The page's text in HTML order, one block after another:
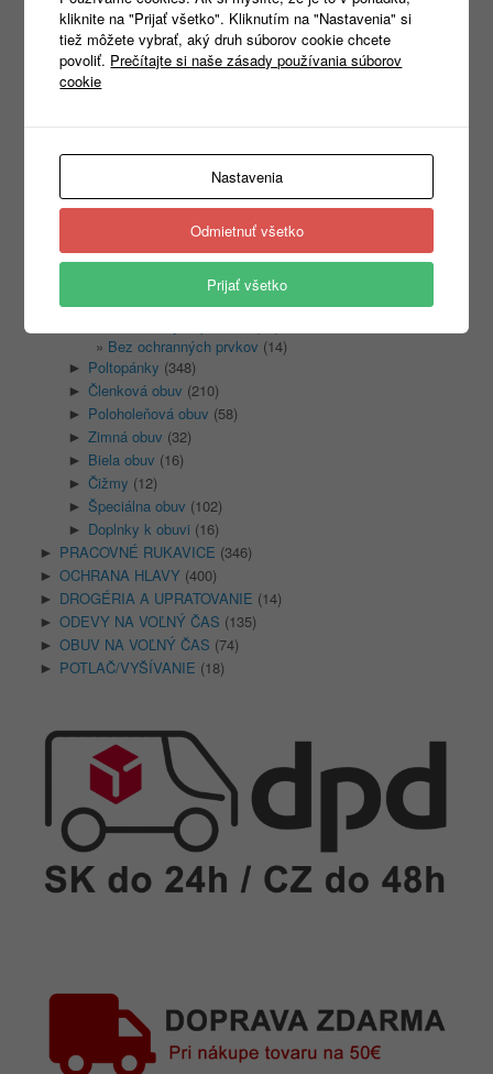
Products
search
Nezaradené(1)
REKLAMNÝ TEXTIL(465)
PRACOVNÉ ODEVY(1333)
(1315)
Sandale(128)
Bez ochranných prvkov (14)
► Poltopánky (348)
► Členková obuv (210)
► Poloholeňová obuv (58)
► Zimná obuv (32)
► Biela obuv (16)
► Čižmy (12)
► Špeciálna obuv (102)
► Doplnky k obuvi (16)
► PRACOVNÉ RUKAVICE (346)
► OCHRANA HLAVY (400)
► DROGÉRIA A UPRATOVANIE (14)
► ODEVY NA VOĽNÝ ČAS (135)
► OBUV NA VOĽNÝ ČAS (74)
► POTLAČ/VYŠÍVANIE (18)
kliknite na "Prijať všetko". Kliknutím na "Nastavenia" si
tiež môžete vybrať, aký druh súborov cookie chcete
povoliť. Prečítajte si naše zásady používania súborov
cookie
Nastavenia
Odmietnuť všetko
Prijať všetko